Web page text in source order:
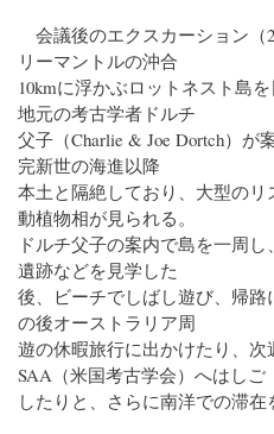
会議後のエクスカーション（
リーマントルの沖合
10kmに浮かぶロットネスト島
地元の考古学者ドルチ
父子（Charlie & Joe Dortch）
完新世の海進以降
本土と隔絶しており、大型の
動植物相が見られる。
ドルチ父子の案内で島を一周
遺跡などを見学した
後、ビーチでしばし遊び、帰路
の後オーストラリア周
遊の休暇旅行に出かけたり、次
SAA（米国考古学会）へはしご
したりと、さらに南洋での滞在